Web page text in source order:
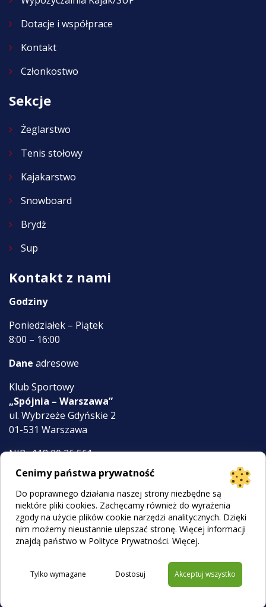
Cenimy państwa prywatność
Do poprawnego działania naszej strony niezbędne są
niektóre pliki cookies. Zachęcamy również do wyrażenia
zgody na użycie plików cookie narzędzi analitycznych. Dzięki
nim możemy nieustannie ulepszać stronę. Więcej informacji
znajdą państwo w Polityce Prywatności. Więcej.
Dostosuj
Tylko wymagane Akceptuj wszystko
Dotacje i współprace
Kontakt
Członkostwo
Sekcje
Żeglarstwo
Tenis stołowy
Kajakarstwo
Snowboard
Brydż
Sup
Kontakt z nami
Godziny
Poniedziałek – Piątek
8:00 – 16:00
Dane adresowe
Klub Sportowy
„Spójnia – Warszawa”
ul. Wybrzeże Gdyńskie 2
01-531 Warszawa
NIP: 118 00 26 561
KRS 0000058316
klub@ksspojnia.pl
022 839 59 89
Polityka cookies| Polityka prywatności